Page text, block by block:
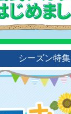
シーズン特集